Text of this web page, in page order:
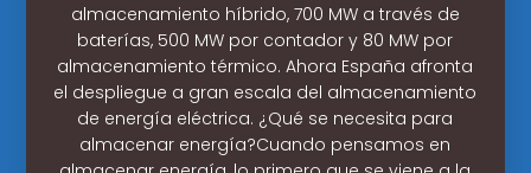
almacenamiento híbrido, 700 MW a través de
baterías, 500 MW por contador y 80 MW por
almacenamiento térmico. Ahora España afronta
el despliegue a gran escala del almacenamiento
de energía eléctrica. ¿Qué se necesita para
almacenar energía?Cuando pensamos en